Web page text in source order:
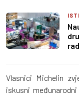
Vlasnici Michelin
iskusni